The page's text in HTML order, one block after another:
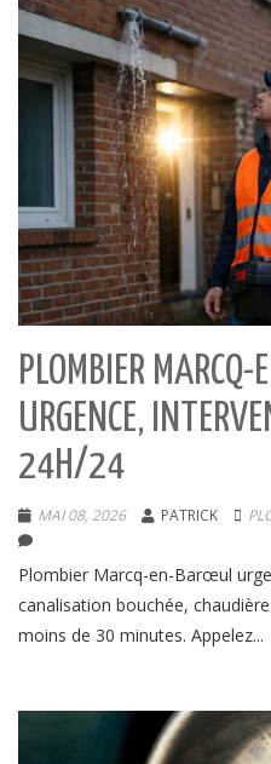
PLOMBIER
URGENCE,
24H/24
MAI 08, 2026 PATRICK
Plombier Marcq-en-Barœul
canalisation bouchée,
moins de 30 minutes. Appelez...